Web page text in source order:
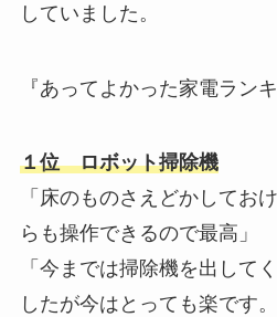
していました。
『あってよかった家電ランキ
１位 ロボット掃除機
「床のものさえどかしてお
らも操作できるので最高」
「今までは掃除機を出して
したが今はとっても楽です